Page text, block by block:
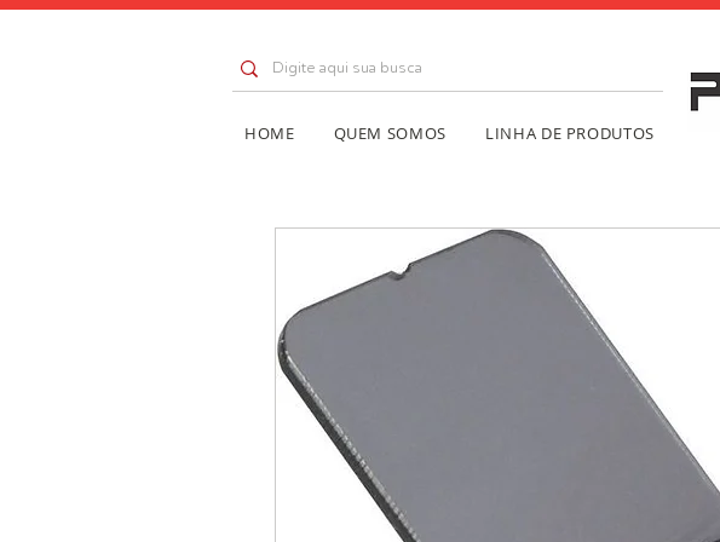
HOME QUEM SOMOS LINHA DE PRODUTOS